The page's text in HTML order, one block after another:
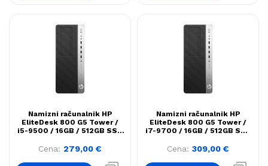
Namizni računalnik HP
EliteDesk 800 G5 Tower /
i5-9500 / 16GB / 512GB SSD
Cena: 279,00 €
Namizni računalnik HP
EliteDesk 800 G5 Tower /
i7-9700 / 16GB / 512GB SSD
Cena: 309,00 €